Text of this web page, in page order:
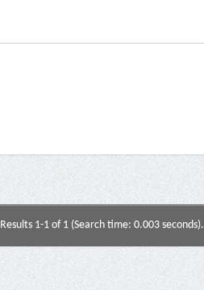
Results 1-1 of 1 (Search time: 0.003 seconds).